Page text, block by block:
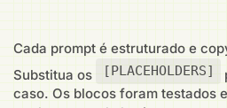
Cada prompt é estruturado e
Substitua os
[PLACEHOLDERS]
caso. Os blocos foram testados